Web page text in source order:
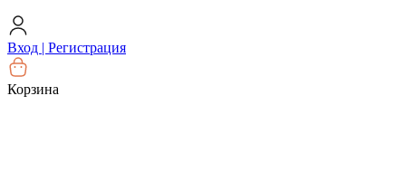
Вход | Регистрация
Корзина